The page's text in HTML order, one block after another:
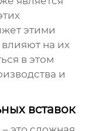
этими
на их
в этом
и
вставок